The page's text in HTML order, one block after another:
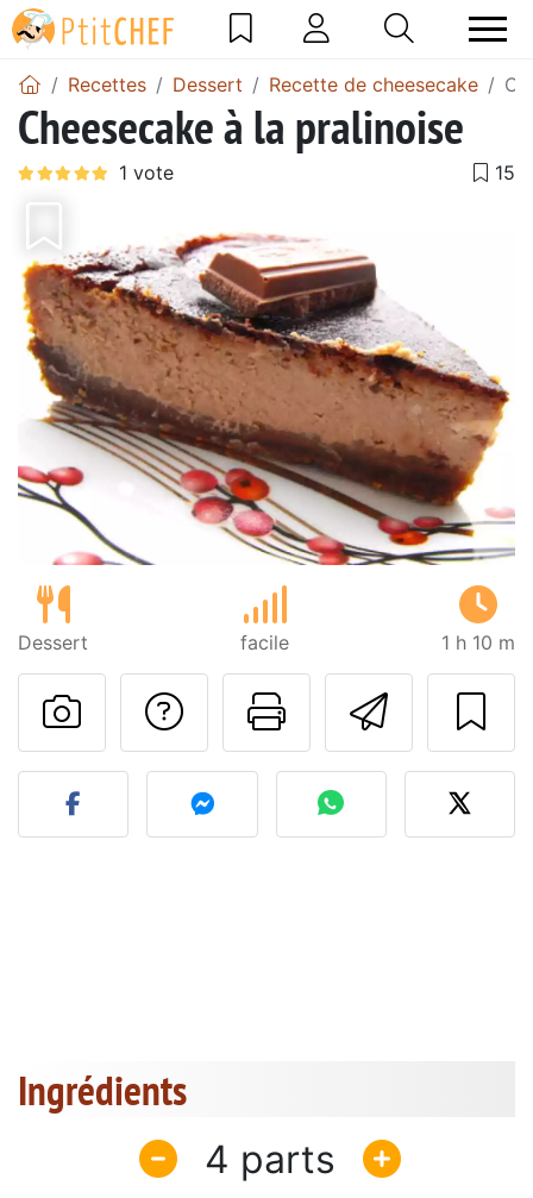
Recettes Dessert Recette de cheesecake
Cheesecake à la pralinoise
Dessert facile 1 h 10 m
Imprimer
Poser une
Publier votre photo de
Ingrédients
4